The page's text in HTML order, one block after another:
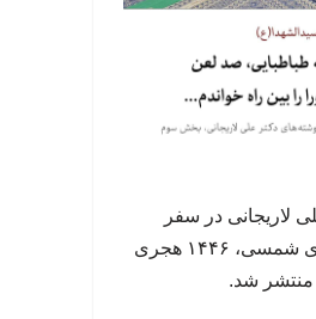
لاریجانی در سفر
اربعین سال ۱۴۰۳ هجری شمسی، ۱۴۴۶ هجری
شد.